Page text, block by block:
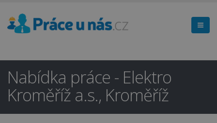
Nabídka práce - Elektro
Kroměříž a.s., Kroměříž